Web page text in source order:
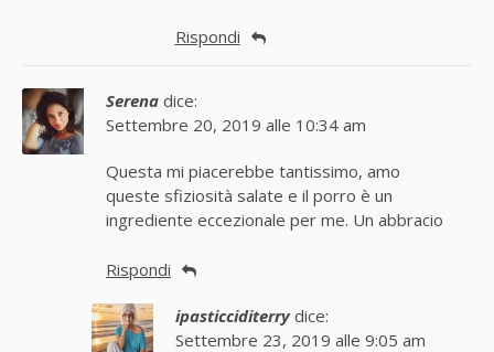
Rispondi
Serena dice:
Settembre 20, 2019 alle 10:34 am
Questa mi piacerebbe tantissimo, amo
queste sfiziosità salate e il porro è un
ingrediente eccezionale per me. Un abbracio
Rispondi
ipasticciditerry dice:
Settembre 23, 2019 alle 9:05 am